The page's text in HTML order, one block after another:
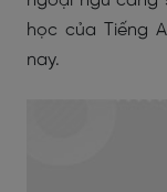
học của Tiếng
nay.